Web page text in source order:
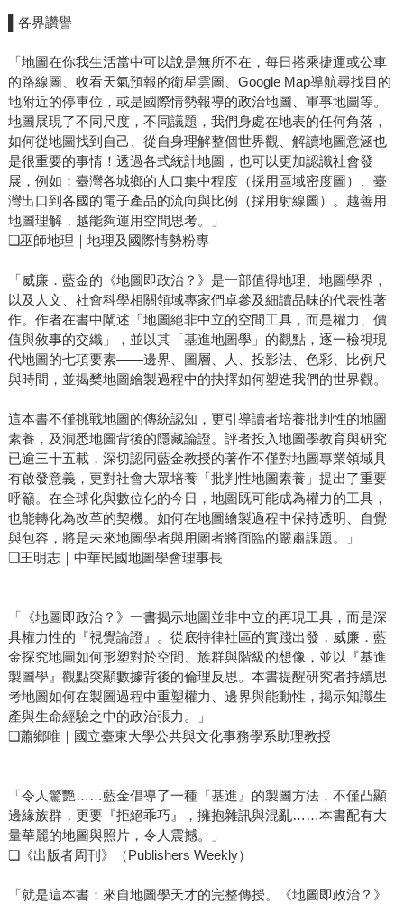
▌各界讚譽
「地圖在你我生活當中可以說是無所不在，每日搭乘捷運或公車
的路線圖、收看天氣預報的衛星雲圖、Google Map導航尋找目的
地附近的停車位，或是國際情勢報導的政治地圖、軍事地圖等。
地圖展現了不同尺度，不同議題，我們身處在地表的任何角落，
如何從地圖找到自己、從自身理解整個世界觀、解讀地圖意涵也
是很重要的事情！透過各式統計地圖，也可以更加認識社會發
展，例如：臺灣各城鄉的人口集中程度（採用區域密度圖）、臺
灣出口到各國的電子產品的流向與比例（採用射線圖）。越善用
地圖理解，越能夠運用空間思考。」
❏巫師地理｜地理及國際情勢粉專
「威廉．藍金的《地圖即政治？》是一部值得地理、地圖學界，
以及人文、社會科學相關領域專家們卓參及細讀品味的代表性著
作。作者在書中闡述「地圖絕非中立的空間工具，而是權力、價
值與敘事的交織」，並以其「基進地圖學」的觀點，逐一檢視現
代地圖的七項要素——邊界、圖層、人、投影法、色彩、比例尺
與時間，並揭櫫地圖繪製過程中的抉擇如何塑造我們的世界觀。
這本書不僅挑戰地圖的傳統認知，更引導讀者培養批判性的地圖
素養，及洞悉地圖背後的隱藏論證。評者投入地圖學教育與研究
已逾三十五載，深切認同藍金教授的著作不僅對地圖專業領域具
有啟發意義，更對社會大眾培養「批判性地圖素養」提出了重要
呼籲。在全球化與數位化的今日，地圖既可能成為權力的工具，
也能轉化為改革的契機。如何在地圖繪製過程中保持透明、自覺
與包容，將是未來地圖學者與用圖者將面臨的嚴肅課題。」
❏王明志｜中華民國地圖學會理事長
「《地圖即政治？》一書揭示地圖並非中立的再現工具，而是深
具權力性的『視覺論證』。從底特律社區的實踐出發，威廉．藍
金探究地圖如何形塑對於空間、族群與階級的想像，並以『基進
製圖學』觀點突顯數據背後的倫理反思。本書提醒研究者持續思
考地圖如何在製圖過程中重塑權力、邊界與能動性，揭示知識生
產與生命經驗之中的政治張力。」
❏蕭鄉唯｜國立臺東大學公共與文化事務學系助理教授
「令人驚艷……藍金倡導了一種『基進』的製圖方法，不僅凸顯
邊緣族群，更要『拒絕乖巧』，擁抱雜訊與混亂……本書配有大
量華麗的地圖與照片，令人震撼。」
❏《出版者周刊》（Publishers Weekly）
「就是這本書：來自地圖學天才的完整傳授。《地圖即政治？》